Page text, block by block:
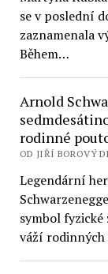
se v poslední
zaznamenala
Během…
Arnold
rodinné
OD JIŘÍ BOROVÝ
Legendární
symbol
váží